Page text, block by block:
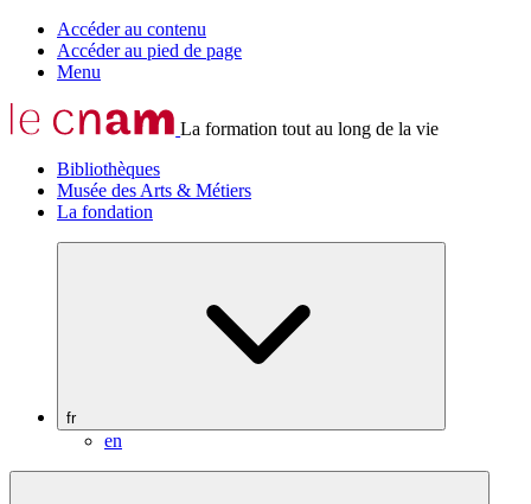
Accéder au contenu
Accéder au pied de page
Menu
La formation tout au long de la vie
Bibliothèques
Musée des Arts & Métiers
La fondation
fr
en